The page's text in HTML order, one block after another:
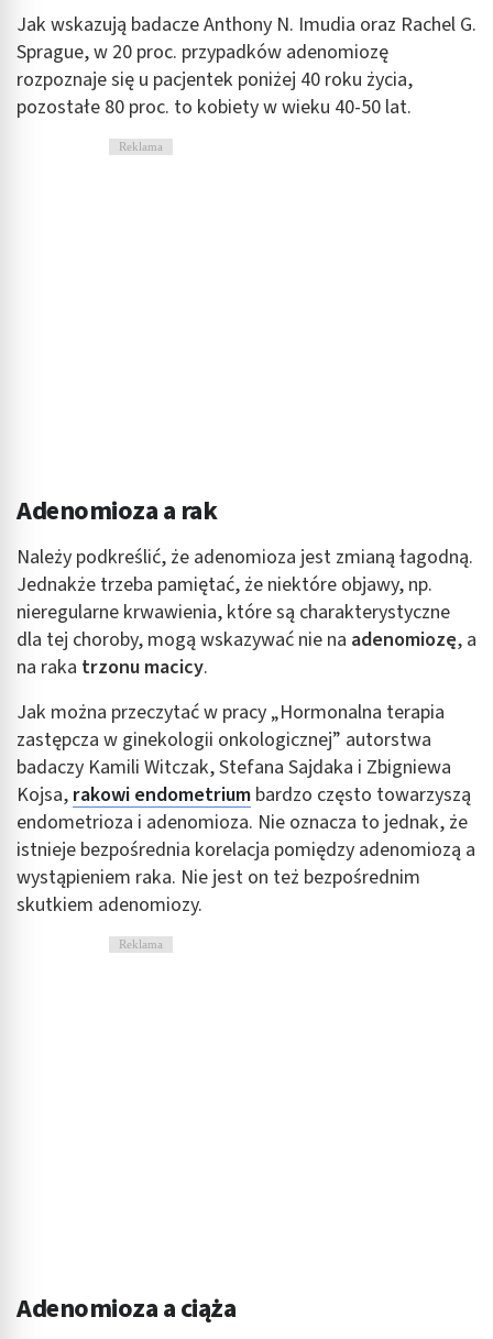
Jak wskazują badacze Anthony N. Imudia oraz Rachel G.
Sprague, w 20 proc. przypadków adenomiozę
rozpoznaje się u pacjentek poniżej 40 roku życia,
pozostałe 80 proc. to kobiety w wieku 40-50 lat.
Reklama
Adenomioza a rak
Należy podkreślić, że adenomioza jest zmianą łagodną.
Jednakże trzeba pamiętać, że niektóre objawy, np.
nieregularne krwawienia, które są charakterystyczne
dla tej choroby, mogą wskazywać nie na adenomiozę, a
na raka trzonu macicy.
Jak można przeczytać w pracy „Hormonalna terapia
zastępcza w ginekologii onkologicznej” autorstwa
badaczy Kamili Witczak, Stefana Sajdaka i Zbigniewa
Kojsa, rakowi endometrium bardzo często towarzyszą
endometrioza i adenomioza. Nie oznacza to jednak, że
istnieje bezpośrednia korelacja pomiędzy adenomiozą a
wystąpieniem raka. Nie jest on też bezpośrednim
skutkiem adenomiozy.
Reklama
Adenomioza a ciąża